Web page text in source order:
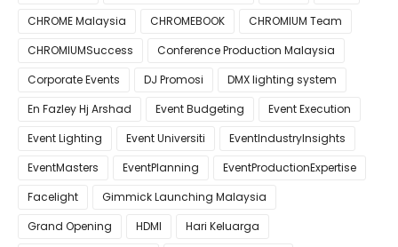
CHROME Malaysia
CHROMEBOOK
CHROMIUM Team
CHROMIUMSuccess
Conference Production Malaysia
Corporate Events
DJ Promosi
DMX lighting system
En Fazley Hj Arshad
Event Budgeting
Event Execution
Event Lighting
Event Universiti
EventIndustryInsights
EventMasters
EventPlanning
EventProductionExpertise
Facelight
Gimmick Launching Malaysia
Grand Opening
HDMI
Hari Keluarga